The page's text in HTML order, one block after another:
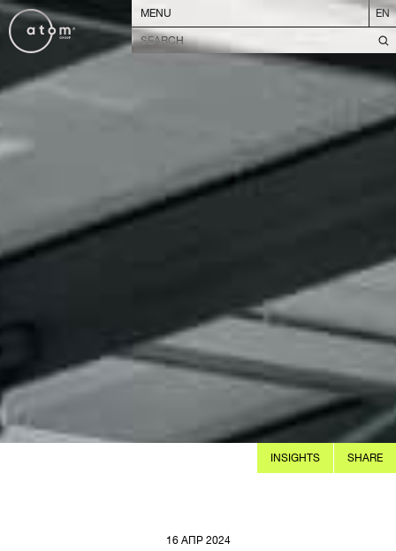
MENU EN
INSIGHTS SHARE
16 ΑΠΡ 2024